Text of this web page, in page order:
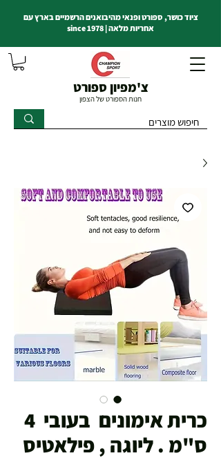
צ'מפיון ספורט
חנות הספורט של הצפון
ציוד כושר, ספורט ופנאי מהיבואנים הרשמיים בארץ עם
אחריות מלאה | since 1978
כרית אימונים בעובי 4
ס"מ . ליוגה , פילאטיס